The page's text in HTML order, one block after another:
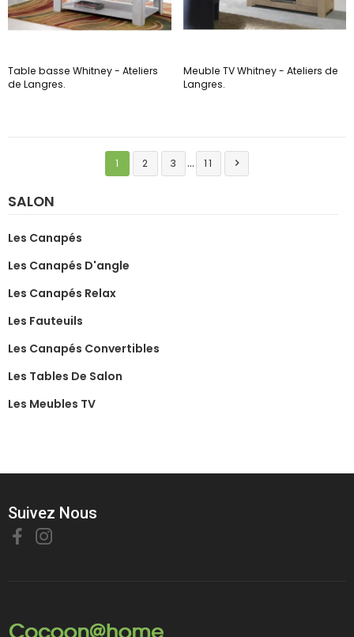
SALON
Les Canapés
Les Canapés D'angle
Les Canapés Relax
Les Fauteuils
Les Canapés Convertibles
Les Tables De Salon
Les Meubles TV
Table basse Whitney - Ateliers
de Langres.
Meuble TV Whitney - Ateliers de
Langres.
1 2 3 … 11 
Suivez Nous